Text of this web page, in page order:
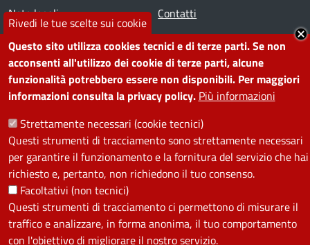
Rivedi le tue scelte sui cookie
Questo sito utilizza cookies tecnici e di terze parti. Se non
acconsenti all'utilizzo dei cookie di terze parti, alcune
funzionalità potrebbero essere non disponibili. Per maggiori
informazioni consulta la privacy policy. Più informazioni
Strettamente necessari (cookie tecnici)
Questi strumenti di tracciamento sono strettamente necessari
per garantire il funzionamento e la fornitura del servizio che hai
richiesto e, pertanto, non richiedono il tuo consenso.
Facoltativi (non tecnici)
Questi strumenti di tracciamento ci permettono di misurare il
traffico e analizzare, in forma anonima, il tuo comportamento
con l'obiettivo di migliorare il nostro servizio.
Note legali
Contatti
SEGUICI SU
Facebook
Instagram
YouTube
Telegram
WhatsApp
TwitterLinkedin
PRIVACY
Useful links section
La Privacy nel Comune
PRIVACY